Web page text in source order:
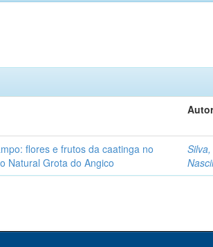
flores e frutos da caatinga no
Natural Grota do Angico